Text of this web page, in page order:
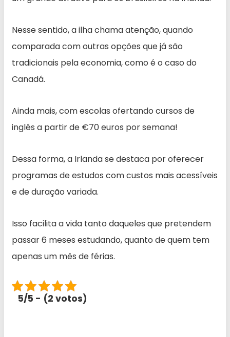
Nesse sentido, a ilha chama atenção, quando
comparada com outras opções que já são
tradicionais pela economia, como é o caso do
Canadá.
Ainda mais, com escolas ofertando cursos de
inglês a partir de €70 euros por semana!
Dessa forma, a Irlanda se destaca por oferecer
programas de estudos com custos mais acessíveis
e de duração variada.
Isso facilita a vida tanto daqueles que pretendem
passar 6 meses estudando, quanto de quem tem
apenas um mês de férias.
5/5 - (2 votos)